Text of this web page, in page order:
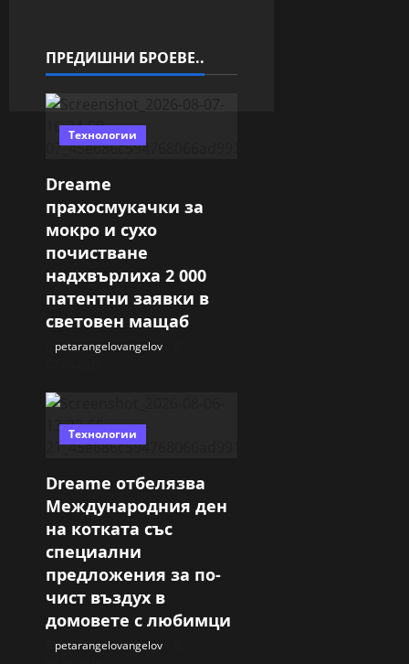
i
o
n
ПРЕДИШНИ БРОЕВЕ..
Технологии
Dreame
прахосмукачки за
мокро и сухо
почистване
надхвърлиха 2 000
патентни заявки в
световен мащаб
petarangelovangelov
Технологии
Dreame отбелязва
Международния ден
на котката със
специални
предложения за по-
чист въздух в
домовете с любимци
petarangelovangelov